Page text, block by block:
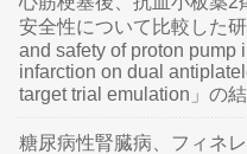
安全性について比較した
and safety of proton pump
infarction on dual
target trial emulation」の
糖尿病性腎臓病、フィネ